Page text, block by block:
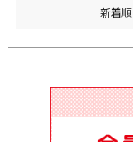
新着順